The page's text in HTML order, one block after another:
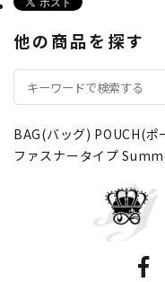
他の商品を探す
BAG(バッグ) POUCH(ポ
ファスナータイプ